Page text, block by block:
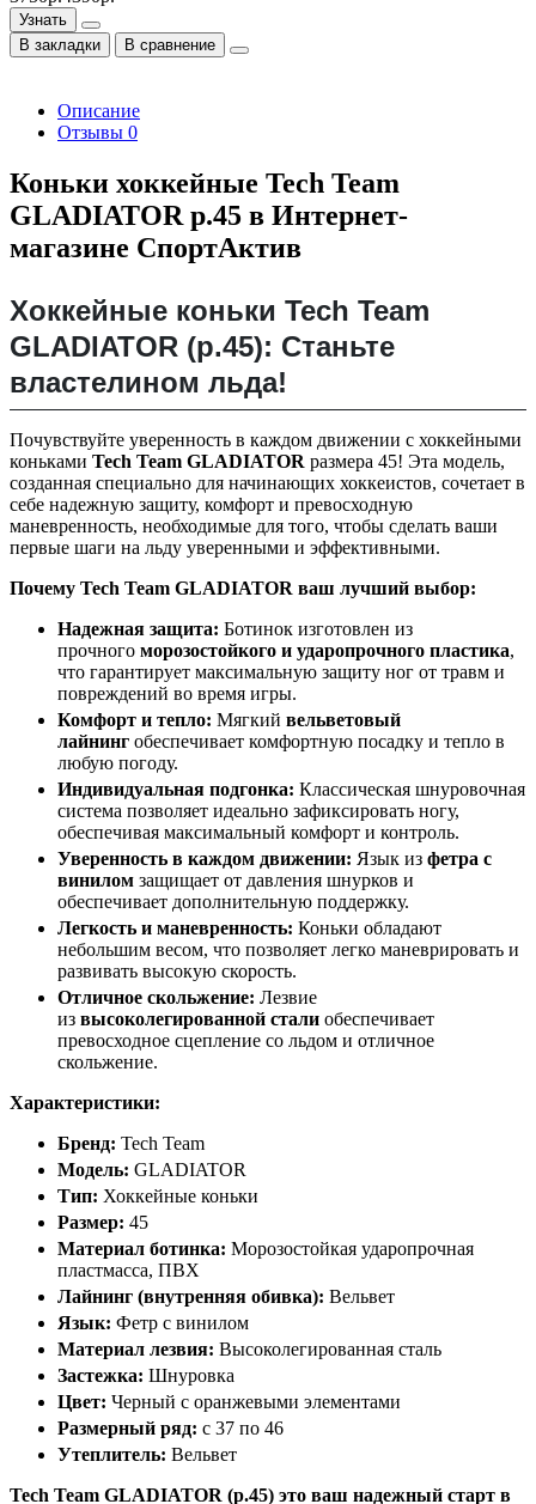
Узнать
В закладки
В сравнение
Описание
Отзывы 0
Коньки хоккейные Tech Team
GLADIATOR р.45 в Интернет-
магазине СпортАктив
Хоккейные коньки Tech Team
GLADIATOR (р.45): Станьте
властелином льда!
Почувствуйте уверенность в каждом движении с хоккейными
коньками Tech Team GLADIATOR размера 45! Эта модель,
созданная специально для начинающих хоккеистов, сочетает в
себе надежную защиту, комфорт и превосходную
маневренность, необходимые для того, чтобы сделать ваши
первые шаги на льду уверенными и эффективными.
Почему Tech Team GLADIATOR ваш лучший выбор:
Надежная защита: Ботинок изготовлен из
прочного морозостойкого и ударопрочного пластика,
что гарантирует максимальную защиту ног от травм и
повреждений во время игры.
Комфорт и тепло: Мягкий вельветовый
лайнинг обеспечивает комфортную посадку и тепло в
любую погоду.
Индивидуальная подгонка: Классическая шнуровочная
система позволяет идеально зафиксировать ногу,
обеспечивая максимальный комфорт и контроль.
Уверенность в каждом движении: Язык из фетра с
винилом защищает от давления шнурков и
обеспечивает дополнительную поддержку.
Легкость и маневренность: Коньки обладают
небольшим весом, что позволяет легко маневрировать и
развивать высокую скорость.
Отличное скольжение: Лезвие
из высоколегированной стали обеспечивает
превосходное сцепление со льдом и отличное
скольжение.
Характеристики:
Бренд: Tech Team
Модель: GLADIATOR
Тип: Хоккейные коньки
Размер: 45
Материал ботинка: Морозостойкая ударопрочная
пластмасса, ПВХ
Лайнинг (внутренняя обивка): Вельвет
Язык: Фетр с винилом
Материал лезвия: Высоколегированная сталь
Застежка: Шнуровка
Цвет: Черный с оранжевыми элементами
Размерный ряд: с 37 по 46
Утеплитель: Вельвет
Tech Team GLADIATOR (р.45) это ваш надежный старт в